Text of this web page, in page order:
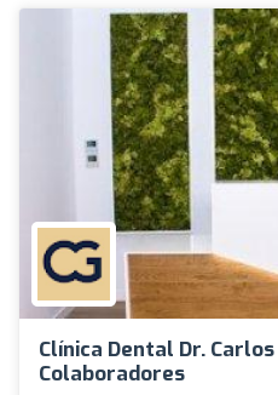
Clínica Dental Dr.
Colaboradores